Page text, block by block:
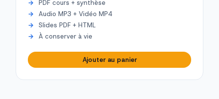
PDF cours + synthèse
Audio MP3 + Vidéo MP4
Slides PDF + HTML
À conserver à vie
Ajouter au panier